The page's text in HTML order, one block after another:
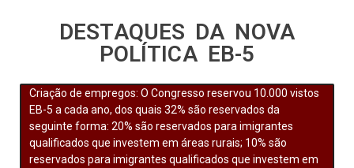
DESTAQUES DA NOVA
POLÍTICA EB-5
Criação de empregos: O Congresso reservou 10.000 vistos
EB-5 a cada ano, dos quais 32% são reservados da
seguinte forma: 20% são reservados para imigrantes
qualificados que investem em áreas rurais; 10% são
reservados para imigrantes qualificados que investem em